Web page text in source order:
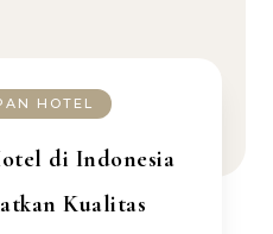
HOTEL
di Indonesia
Kualitas